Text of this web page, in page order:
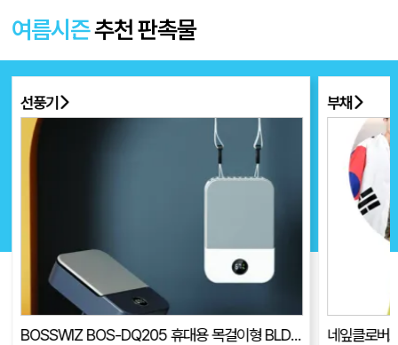
여름시즌추천 판촉물
선풍기
BOSSWIZ BOS-DQ205 휴대용 목걸이형 BLDC 선풍기(품절)
부채
네잎클로